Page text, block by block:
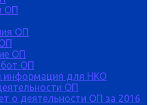
ОП
ОП
ОП
ОП
информация для НКО
ОП
о деятельности ОП за 2016